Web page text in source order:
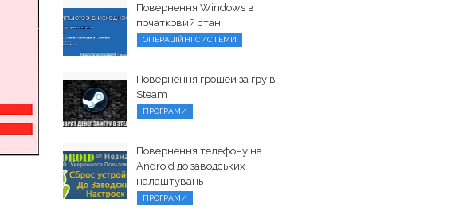
Повернення Windows в
початковий стан
ОПЕРАЦІЙНІ СИСТЕМИ
Повернення грошей за гру в
Steam
ПРОГРАМИ
Повернення телефону на
Android до заводських
налаштувань
ПРОГРАМИ